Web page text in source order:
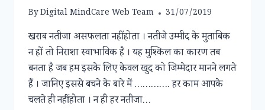
ByDigital MindCare Web Team 31/07/2019
खराब नतीजा असफलता नहीं होता । नतीजे उम्मीद के मुताबिक
न हों तो निराशा स्वाभाविक है । यह मुश्किल का कारण तब
बनता है जब हम इसके लिए केवल खुद को जिम्मेदार मानने लगते
हैं । जानिए इससे बचने के बारे में …………. हर काम आपके
चलते ही नहीं होता । न ही हर नतीजा…